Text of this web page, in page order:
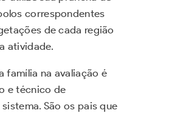
correspondentes
de cada região
atividade.
família na avaliação é
e técnico de
São os pais que